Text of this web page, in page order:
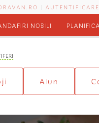
| AUTENTIFICARE
NOBILI
Alun